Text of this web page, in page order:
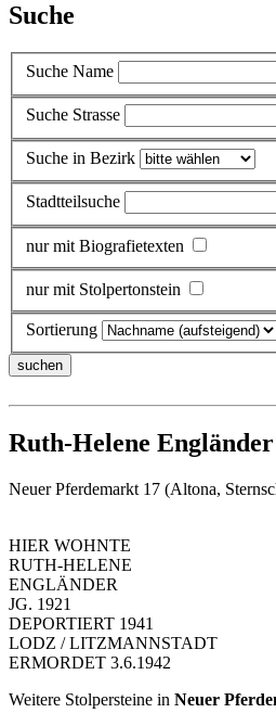
Suche
Suche Name
Suche Strasse
Suche in Bezirk
Stadtteilsuche
nur mit Biografietexten
nur mit Stolpertonstein
Sortierung
Ruth-Helene
Neuer Pferdemarkt 17 (Altona,
HIER WOHNTE
RUTH-HELENE
ENGLÄNDER
JG. 1921
DEPORTIERT 1941
LODZ / LITZMANNSTADT
ERMORDET 3.6.1942
Weitere Stolpersteine in Neuer